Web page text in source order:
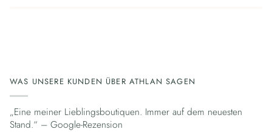
WAS UNSERE KUNDEN ÜBER ATHLAN SAGEN
„Eine meiner Lieblingsboutiquen. Immer auf dem neuesten
Stand.“ – Google-Rezension